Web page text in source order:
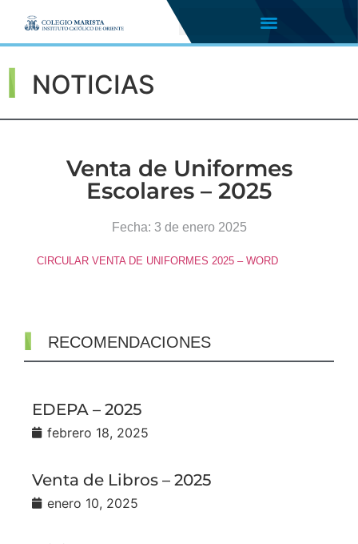
NOTICIAS
Venta de Uniformes
Escolares – 2025
Fecha: 3 de enero 2025
CIRCULAR VENTA DE UNIFORMES 2025 – WORD
RECOMENDACIONES
EDEPA – 2025
febrero 18, 2025
Venta de Libros – 2025
enero 10, 2025